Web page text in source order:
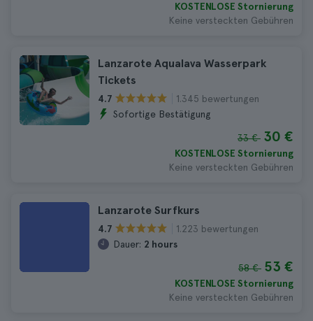
KOSTENLOSE Stornierung
Keine versteckten Gebühren
Lanzarote Aqualava Wasserpark
Tickets
4.7
1.345 bewertungen
Sofortige Bestätigung
33 € 30 €
KOSTENLOSE Stornierung
Keine versteckten Gebühren
Lanzarote Surfkurs
4.7
1.223 bewertungen
Dauer: 2 hours
58 € 53 €
KOSTENLOSE Stornierung
Keine versteckten Gebühren